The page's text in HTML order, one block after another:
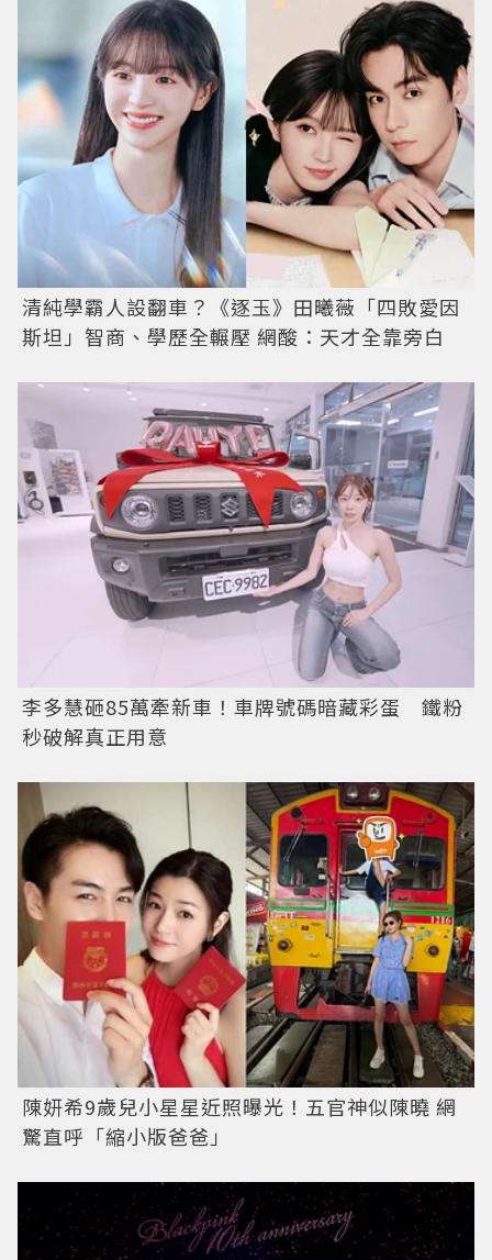
清純學霸人設翻車？《逐玉》田曦薇「四敗愛因
斯坦」智商、學歷全輾壓 網酸：天才全靠旁白
李多慧砸85萬牽新車！車牌號碼暗藏彩蛋 鐵粉
秒破解真正用意
陳妍希9歲兒小星星近照曝光！五官神似陳曉 網
驚直呼「縮小版爸爸」